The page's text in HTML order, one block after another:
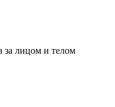
за лицом и телом